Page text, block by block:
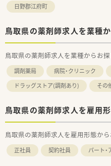
日野郡江府町
鳥取県の薬剤師求人を業種
鳥取県の薬剤師求人を業種からお探
調剤薬局 病院・クリニック
ドラッグストア(調剤あり)
その
鳥取県の薬剤師求人を雇用
鳥取県の薬剤師求人を雇用形態から
正社員 契約社員 パート・